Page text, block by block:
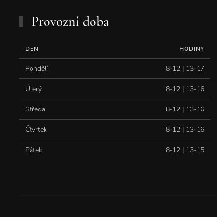
Provozní doba
DEN HODINY
Pondělí 8-12 | 13-17
Úterý 8-12 | 13-16
Středa 8-12 | 13-16
Čtvrtek 8-12 | 13-16
Pátek 8-12 | 13-15